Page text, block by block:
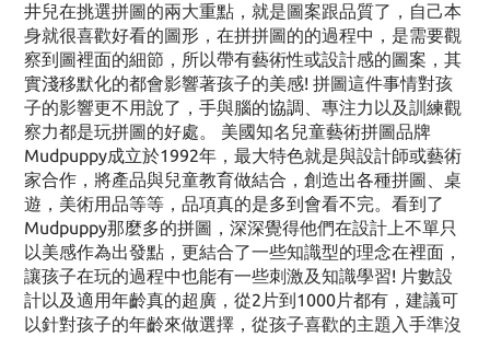
井兒在挑選拼圖的兩大重點，就是圖案跟品質了，自己本
身就很喜歡好看的圖形，在拼拼圖的的過程中，是需要觀
察到圖裡面的細節，所以帶有藝術性或設計感的圖案，其
實淺移默化的都會影響著孩子的美感! 拼圖這件事情對孩
子的影響更不用說了，手與腦的協調、專注力以及訓練觀
察力都是玩拼圖的好處。 美國知名兒童藝術拼圖品牌
Mudpuppy成立於1992年，最大特色就是與設計師或藝術
家合作，將產品與兒童教育做結合，創造出各種拼圖、桌
遊，美術用品等等，品項真的是多到會看不完。看到了
Mudpuppy那麼多的拼圖，深深覺得他們在設計上不單只
以美感作為出發點，更結合了一些知識型的理念在裡面，
讓孩子在玩的過程中也能有一些刺激及知識學習! 片數設
計以及適用年齡真的超廣，從2片到1000片都有，建議可
以針對孩子的年齡來做選擇，從孩子喜歡的主題入手準沒